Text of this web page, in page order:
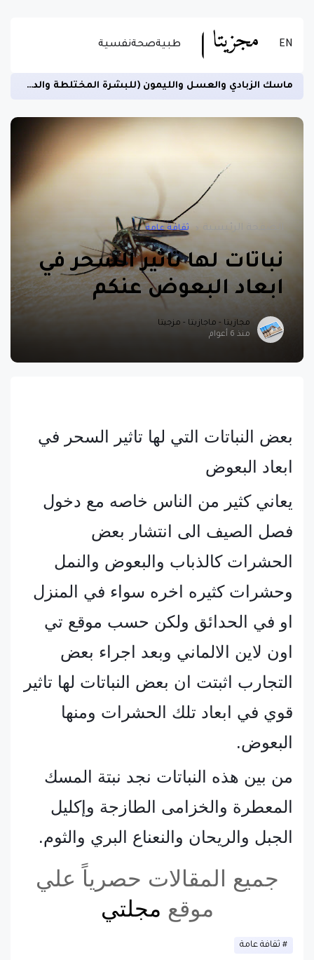
EN طبيةصحةنفسية
ماسك الزبادي والعسل والليمون (للبشرة المختلطة والدهنية)
ثقافة عامة
نباتات لها تاثير السحر في
ابعاد البعوض عنكم
مجازيتا - ماجازيتا - مزجيتا
منذ 6 أعوام
بعض النباتات التي لها تاثير السحر في
ابعاد البعوض
يعاني كثير من الناس خاصه مع دخول
فصل الصيف الى انتشار بعض
الحشرات كالذباب والبعوض والنمل
وحشرات كثيره اخره سواء في المنزل
او في الحدائق ولكن حسب موقع تي
اون لاين الالماني وبعد اجراء بعض
التجارب اثبتت ان بعض النباتات لها تاثير
قوي في ابعاد تلك الحشرات ومنها
البعوض.
من بين هذه النباتات نجد نبتة المسك
المعطرة والخزامى الطازجة وإكليل
الجبل والريحان والنعناع البري والثوم.
جميع المقالات حصرياً علي
موقع مجلتي
ثقافة عامة